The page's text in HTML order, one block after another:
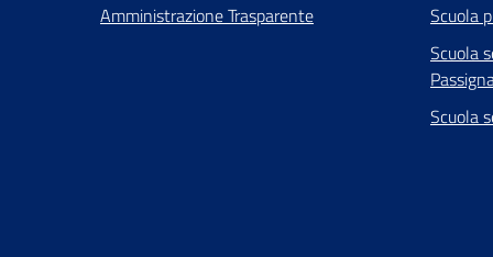
Amministrazione Trasparente
Scuola
Scuola
Scuola